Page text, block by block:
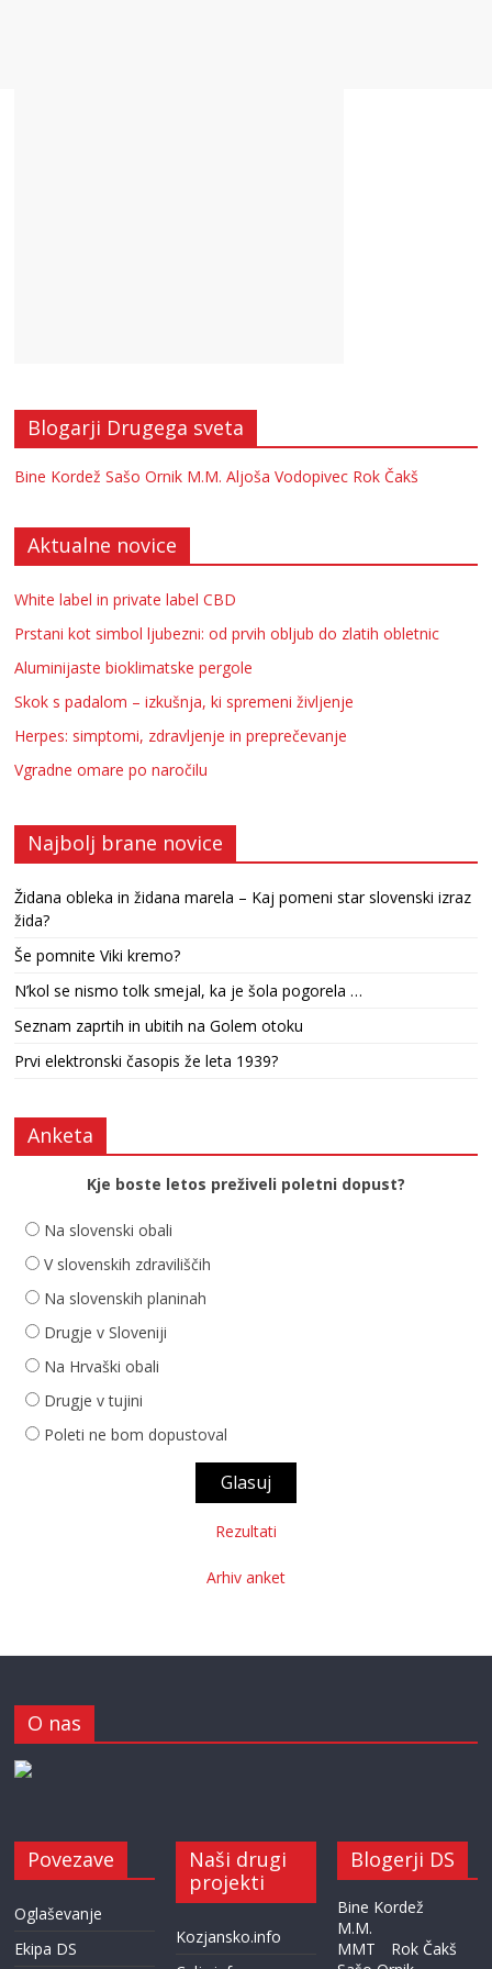
Blogarji Drugega sveta
Bine Kordež Sašo Ornik M.M. Aljoša Vodopivec Rok Čakš
Aktualne novice
White label in private label CBD
Prstani kot simbol ljubezni: od prvih obljub do zlatih obletnic
Aluminijaste bioklimatske pergole
Skok s padalom – izkušnja, ki spremeni življenje
Herpes: simptomi, zdravljenje in preprečevanje
Vgradne omare po naročilu
Najbolj brane novice
Židana obleka in židana marela – Kaj pomeni star slovenski izraz
žida?
Še pomnite Viki kremo?
N’kol se nismo tolk smejal, ka je šola pogorela …
Seznam zaprtih in ubitih na Golem otoku
Prvi elektronski časopis že leta 1939?
Anketa
Kje boste letos preživeli poletni dopust?
Na slovenski obali
V slovenskih zdraviliščih
Na slovenskih planinah
Drugje v Sloveniji
Na Hrvaški obali
Drugje v tujini
Poleti ne bom dopustoval
Rezultati
Arhiv anket
O nas
Povezave
Oglaševanje
Ekipa DS
Naši drugi
projekti
Kozjansko.info
Blogerji DS
Bine Kordež
M.M.
MMT
Rok Čakš